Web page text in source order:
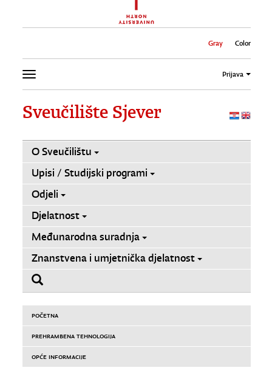
Color
Gray
Prijava
Sveučilište Sjever
O Sveučilištu
Upisi / Studijski programi
Odjeli
Djelatnost
Međunarodna suradnja
Znanstvena i umjetnička djelatnost
POČETNA
PREHRAMBENA TEHNOLOGIJA
OPĆE INFORMACIJE